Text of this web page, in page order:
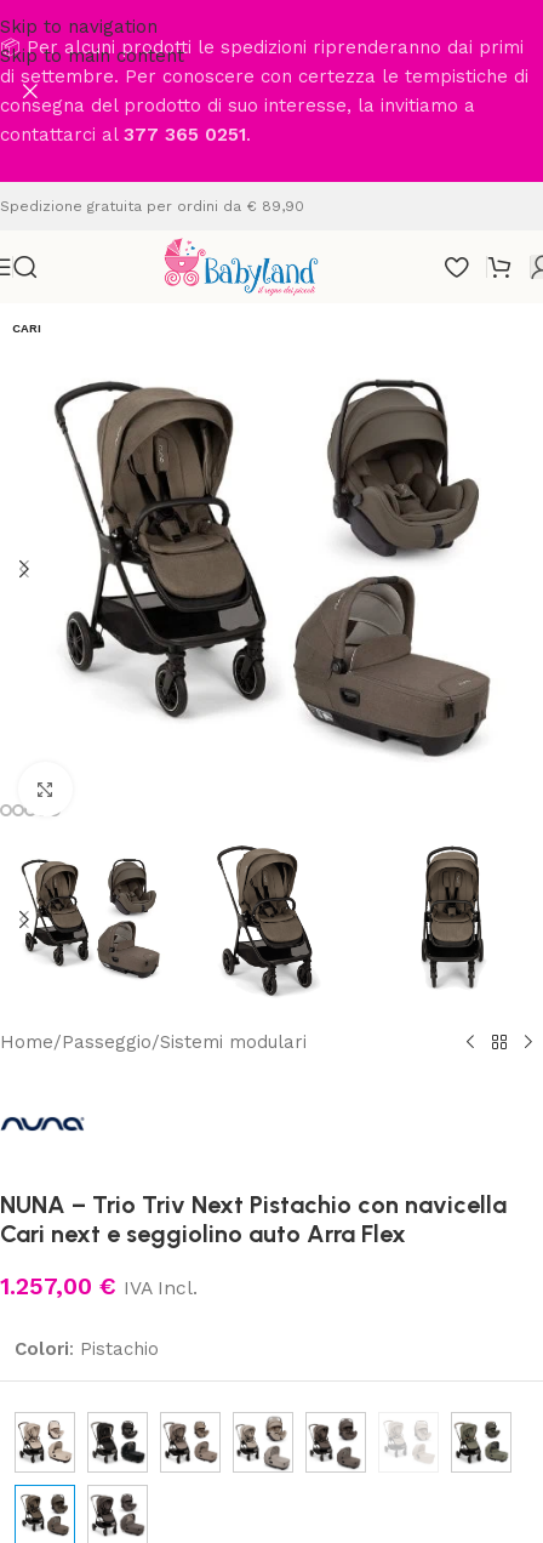
Skip to navigation
Skip to main content
📦 Per alcuni prodotti le spedizioni riprenderanno dai primi
di settembre. Per conoscere con certezza le tempistiche di
consegna del prodotto di suo interesse, la invitiamo a
contattarci al 377 365 0251.
Spedizione gratuita per ordini da € 89,90
CARI
Home/Passeggio/Sistemi modulari
NUNA – Trio Triv Next Pistachio con navicella
Cari next e seggiolino auto Arra Flex
1.257,00 € IVA Incl.
Colori: Pistachio